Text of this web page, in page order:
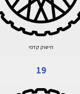
חישוק קדמי
19